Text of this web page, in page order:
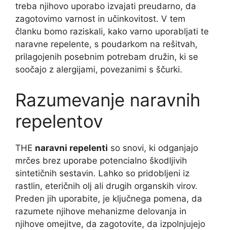
treba njihovo uporabo izvajati preudarno, da
zagotovimo varnost in učinkovitost. V tem
članku bomo raziskali, kako varno uporabljati te
naravne repelente, s poudarkom na rešitvah,
prilagojenih posebnim potrebam družin, ki se
soočajo z alergijami, povezanimi s ščurki.
Razumevanje naravnih
repelentov
THE naravni repelenti so snovi, ki odganjajo
mrčes brez uporabe potencialno škodljivih
sintetičnih sestavin. Lahko so pridobljeni iz
rastlin, eteričnih olj ali drugih organskih virov.
Preden jih uporabite, je ključnega pomena, da
razumete njihove mehanizme delovanja in
njihove omejitve, da zagotovite, da izpolnjujejo